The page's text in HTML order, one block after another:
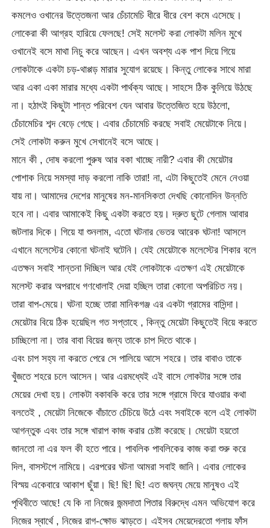
কমলেও ওখানের উত্তেজনা আর চেঁচামেচি ধীরে ধীরে বেশ কমে এসেছে।
লোকেরা কী আগ্রহ হারিয়ে ফেলছে! সেই মলেস্ট করা লোকটা মলিন মুখে
ওখানেই বসে মাথা নিচু করে আছেন। এখন অবশ্য এক পাশ দিয়ে গিয়ে
লোকটাকে একটা চড়-থাপ্পড় মারার সুযোগ রয়েছে। কিন্তু লোকের সাথে মারা
আর একা একা মারার মধ্যে একটা পার্থক্য আছে। সাহসে ঠিক কুলিয়ে উঠছে
না। হঠাৎই কিছুটা শান্ত পরিবেশ যেন আবার উত্তেজিত হয়ে উঠলো,
চেঁচামেচির শব্দ বেড়ে গেছে। এবার চেঁচামেচি করছে সবাই মেয়েটাকে নিয়ে।
সেই লোকটা করুন মুখে সেখানেই বসে আছে।
মানে কী , দোষ করলো পুরুষ আর বকা খাচ্ছে নারী? এবার কী মেয়েটার
পোশাক নিয়ে সমস্যা দাড় করলো নাকি তারা! না, এটা কিছুতেই মেনে নেওয়া
যায় না। আমাদের দেশের মানুষের মন-মানসিকতা দেখছি কোনোদিন উন্নতি
হবে না। এবার আমাকেই কিছু একটা করতে হয়। দ্রুত ছুটে গেলাম আবার
জটলার দিকে। গিয়ে যা শুনলাম, এতো ঘটনার ভেতর আরেক ঘটনা! আসলে
এখানে মলেস্টের কোনো ঘটনাই ঘটেনি। যেই মেয়েটাকে মলেস্টের শিকার বলে
এতক্ষন সবাই শান্তনা দিচ্ছিল আর যেই লোকটাকে এতক্ষণ এই মেয়েটাকে
মলেস্ট করার অপরাধে গণধোলাই দেয়া হচ্ছিল তারা কোনো অপরিচিত নয়।
তারা বাপ-মেয়ে। ঘটনা হচ্ছে তারা মানিকগঞ্জ এর একটা গ্রামের বাসিন্দা।
মেয়েটার বিয়ে ঠিক হয়েছিল গত সপ্তাহে , কিন্তু মেয়েটা কিছুতেই বিয়ে করতে
চাচ্ছিলো না। তার বাবা বিয়ের জন্য তাকে চাপ দিতে থাকে।
এবং চাপ সহ্য না করতে পেরে সে পালিয়ে আসে শহরে। তার বাবাও তাকে
খুঁজতে শহরে চলে আসেন। আর এরমধ্যেই এই বাসে লোকটার সঙ্গে তার
মেয়ের দেখা হয়। লোকটা বকাবকি করে তার সঙ্গে গ্রামে ফিরে যাওয়ার কথা
বলতেই , মেয়েটা নিজেকে বাঁচাতে চেঁচিয়ে উঠে এবং সবাইকে বলে এই লোকটা
আগন্তুক এবং তার সঙ্গে খারাপ কাজ করার চেষ্টা করেছে। মেয়েটা হয়তো
জানতো না এর ফল কী হতে পারে। পাবলিক পাবলিকের কাজ করা শুরু করে
দিল, বাসস্টপে নামিয়ে। এরপরের ঘটনা আমরা সবাই জানি। এবার লোকের
বিস্ময় একেবারে আকাশ ছুঁয়া। ছি! ছি! ছি! এত জঘন্য মেয়ে মানুষও এই
পৃথিবীতে আছে! যে কি না নিজের জন্মদাতা পিতার বিরুদ্ধে এমন অভিযোগ করে
নিজের স্বার্থে , নিজের রাগ-ক্ষোভ ঝাড়তে। এইসব মেয়েদেরতো গলায় ফাঁস